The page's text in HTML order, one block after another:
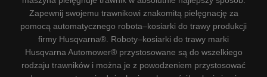
Zapewnij swojemu trawnikowi znakomitą pielęgnację za
pomocą automatycznego robota–kosiarki do trawy produkcji
firmy Husqvarna®. Roboty–kosiarki do trawy marki
Husqvarna Automower® przystosowane są do wszelkiego
rodzaju trawników i można je z powodzeniem przystosować